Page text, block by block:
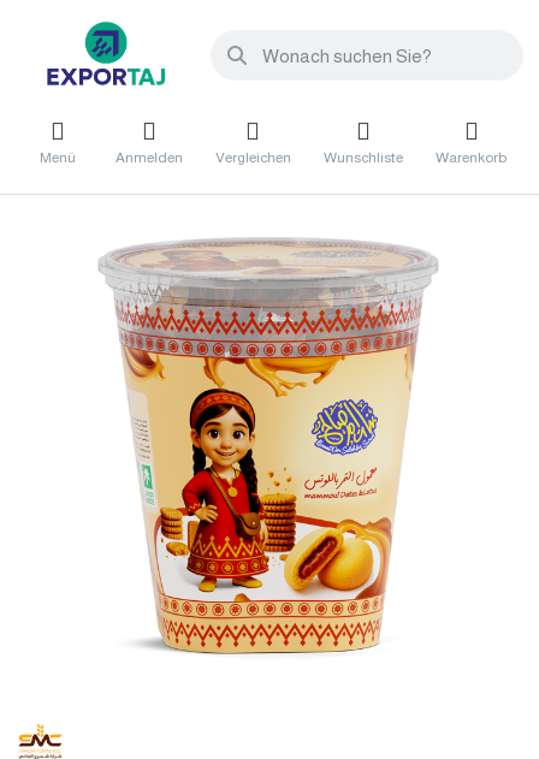
Menü Anmelden Vergleichen Wunschliste Warenkorb